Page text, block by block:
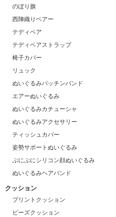
のぼり旗
西陣織りベアー
テディベア
テディベアストラップ
椅子カバー
リュック
ぬいぐるみパッチンバンド
エアーぬいぐるみ
ぬいぐるみカチューシャ
ぬいぐるみアクセサリー
ティッシュカバー
姿勢サポートぬいぐるみ
ぷにぷにシリコン顔ぬいぐるみ
ぬいぐるみヘアバンド
クッション
プリントクッション
ビーズクッション